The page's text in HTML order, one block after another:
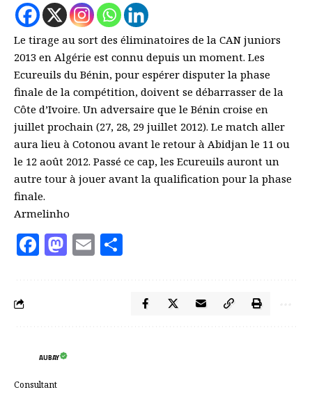
Le tirage au sort des éliminatoires de la CAN juniors
2013 en Algérie est connu depuis un moment. Les
Ecureuils du Bénin, pour espérer disputer la phase
finale de la compétition, doivent se débarrasser de la
Côte d’Ivoire. Un adversaire que le Bénin croise en
juillet prochain (27, 28, 29 juillet 2012). Le match aller
aura lieu à Cotonou avant le retour à Abidjan le 11 ou
le 12 août 2012. Passé ce cap, les Ecureuils auront un
autre tour à jouer avant la qualification pour la phase
finale.
Armelinho
Facebook
Mastodon
Email
AUBAY
Consultant